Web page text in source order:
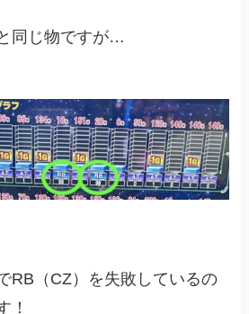
同じ物ですが…
RB（CZ）を失敗しているの
！